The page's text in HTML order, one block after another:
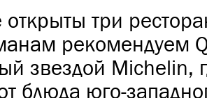
открыты три
рекомендуем
звездой Michelin,
блюда юго-